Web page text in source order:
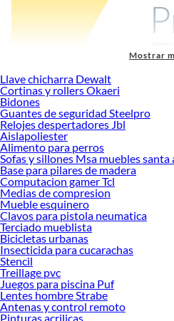
¿Estás buscando materiales deobra gruesa
todo lo que necesitas! Contamos con una
construcción, desde ladrillos y bloques
Obra gruesa:
El hormigón es uno de los materiales más
utiliza para la elaboración de los cimientos y
compone de cemento, agua, áridos y
utilizados para la construcción de muros y
cemento, cerámica, entre otros materiales.
También contamos con otros materiales
entre otros, que son esenciales en la
garantizarán una construcción segura y
materiales adecuados para la obra gruesa,
determinarán la durabilidad y estabilidad
Mostrar
Llave chicharra Dewalt
Cortinas y rollers Okaeri
Bidones
Guantes de seguridad Steelpro
Relojes despertadores Jbl
Aislapoliester
Alimento para perros
Sofas y sillones Msa muebles santa
Base para pilares de madera
Computacion gamer Tcl
Medias de compresion
Mueble esquinero
Clavos para pistola neumatica
Terciado mueblista
Bicicletas urbanas
Insecticida para cucarachas
Stencil
Treillage pvc
Juegos para piscina Puf
Lentes hombre Strabe
Antenas y control remoto
Pinturas acrilicas